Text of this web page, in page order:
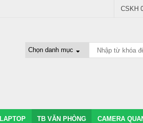
CSKH
LAPTOP TB VĂN PHÒNG CAMERA